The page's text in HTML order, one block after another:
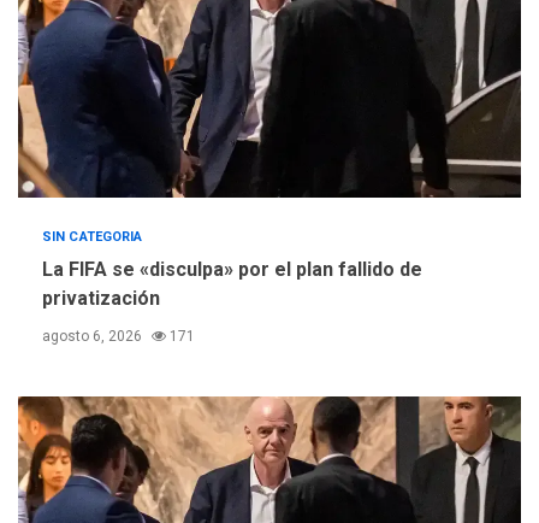
SIN CATEGORIA
La FIFA se «disculpa» por el plan fallido de
privatización
agosto 6, 2026 171